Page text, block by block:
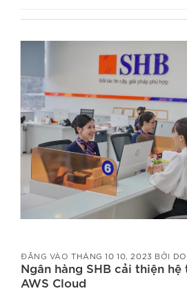
ĐĂNG VÀOTHÁNG 10 10, 2023 BỞI
Ngân hàng SHB cải thiện hệ
AWS Cloud